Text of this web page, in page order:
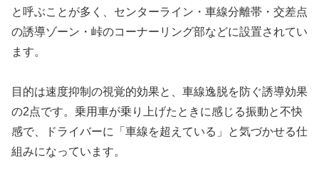
と呼ぶことが多く、センターライン・車線分離帯・交差点
の誘導ゾーン・峠のコーナーリング部などに設置されてい
ます。
目的は速度抑制の視覚的効果と、車線逸脱を防ぐ誘導効果
の2点です。乗用車が乗り上げたときに感じる振動と不快
感で、ドライバーに「車線を超えている」と気づかせる仕
組みになっています。